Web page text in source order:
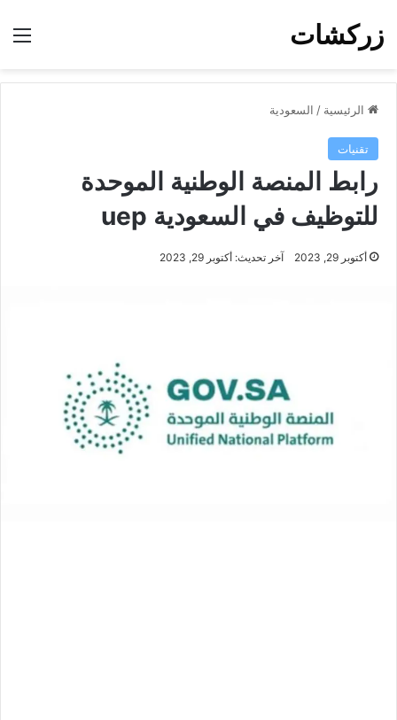
زركشات
الرئيسية / السعودية
تقنيات
رابط المنصة الوطنية الموحدة
للتوظيف في السعودية uep
أكتوبر 29, 2023 آخر تحديث: أكتوبر 29, 2023